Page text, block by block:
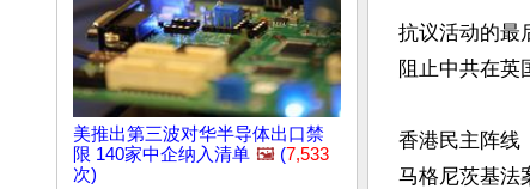
美推出第三波对华半导体出口禁
限 140家中企纳入清单 🖼️ (7,533
次)
抗议活动的最
阻止中共在英
香港民主阵线
马格尼茨基法